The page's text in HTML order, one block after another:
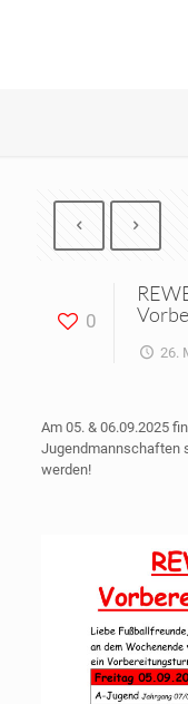
0
26.
Am 05. & 06.09.2025
Jugendmannschaften
werden!